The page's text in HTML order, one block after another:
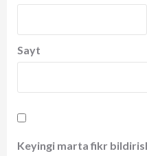
Sayt
Keyingi marta fikr